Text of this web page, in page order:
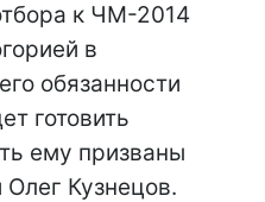
к ЧМ-2014
в
обязанности
готовить
ему призваны
Кузнецов.